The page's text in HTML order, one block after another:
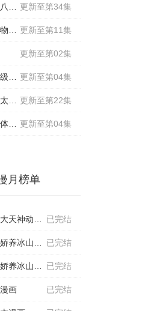
更新至第34集
漫
更新至第11集
漫
更新至第02集
更新至第04集
漫
更新至第22集
怪
更新至第04集
祖
月榜单
已完结
态漫画第1季
已完结
总裁动态漫画
已完结
动态漫画第2季
已完结
画